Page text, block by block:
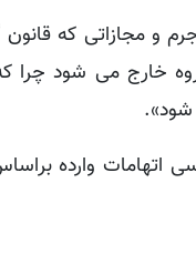
و مجازاتی که قانون
خارج می شود چرا
شود».
اتهامات وارده